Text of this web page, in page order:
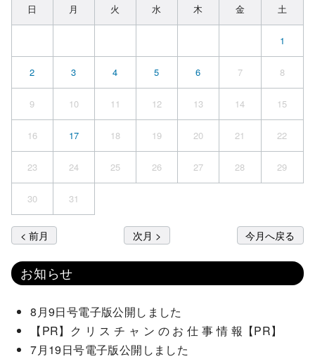
日 月 火 水 木 金 土
1
2 3 4 5 6 7 8
9 10 11 12 13 14 15
16 17 18 19 20 21 22
23 24 25 26 27 28 29
30 31
< 前月 次月 > 今月へ戻る
お知らせ
8月9日号電子版公開しました
【PR】ク リ ス チ ャ ン の お 仕 事 情 報【PR】
7月19日号電子版公開しました